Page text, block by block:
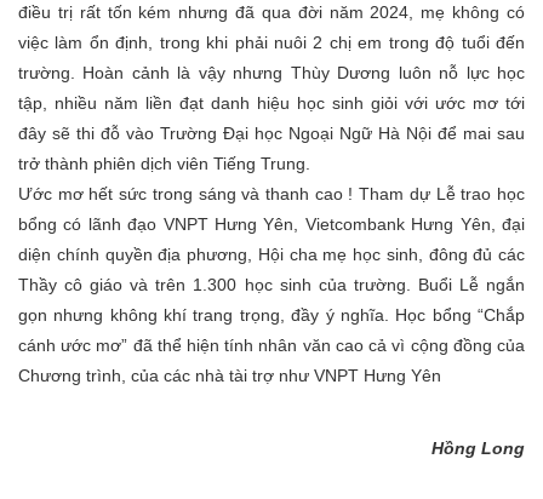
điều trị rất tốn kém nhưng đã qua đời năm 2024, mẹ không có
việc làm ổn định, trong khi phải nuôi 2 chị em trong độ tuổi đến
trường. Hoàn cảnh là vậy nhưng Thùy Dương luôn nỗ lực học
tập, nhiều năm liền đạt danh hiệu học sinh giỏi với ước mơ tới
đây sẽ thi đỗ vào Trường Đại học Ngoại Ngữ Hà Nội để mai sau
trở thành phiên dịch viên Tiếng Trung.
Ước mơ hết sức trong sáng và thanh cao ! Tham dự Lễ trao học
bổng có lãnh đạo VNPT Hưng Yên, Vietcombank Hưng Yên, đại
diện chính quyền địa phương, Hội cha mẹ học sinh, đông đủ các
Thầy cô giáo và trên 1.300 học sinh của trường. Buổi Lễ ngắn
gọn nhưng không khí trang trọng, đầy ý nghĩa. Học bổng “Chắp
cánh ước mơ” đã thể hiện tính nhân văn cao cả vì cộng đồng của
Chương trình, của các nhà tài trợ như VNPT Hưng Yên
Hồng Long